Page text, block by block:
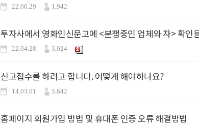
22.06.29 1,942
투자사에서 영화인신문고에 <분쟁중인 업체와 자> 확인
22.04.28 3,024
신고접수를 하려고 합니다. 어떻게 해야하나요?
14.03.01 5,642
홈페이지 회원가입 방법 및 휴대폰 인증 오류 해결방법